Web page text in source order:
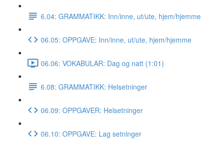
6.04: GRAMMATIKK: Inn/inne, ut/ute, hjem/hjemme
06.05: OPPGAVE: Inn/inne, ut/ute, hjem/hjemme
06.06: VOKABULAR: Dag og natt (1:01)
6.08: GRAMMATIKK: Helsetninger
06.09: OPPGAVER: Helsetninger
06.10: OPPGAVE: Lag setninger